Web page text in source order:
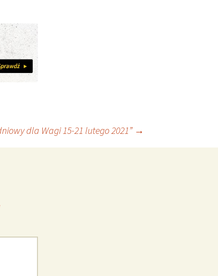
dla Wagi 15-21 lutego 2021” →